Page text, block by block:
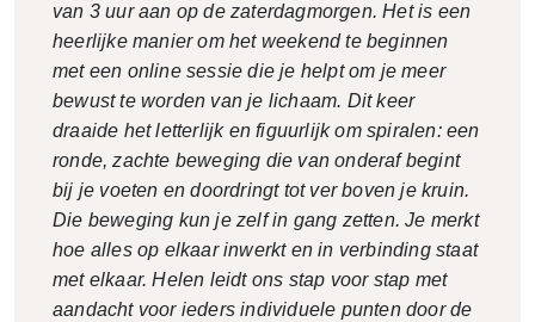
van 3 uur aan op de zaterdagmorgen. Het is een
heerlijke manier om het weekend te beginnen
met een online sessie die je helpt om je meer
bewust te worden van je lichaam. Dit keer
draaide het letterlijk en figuurlijk om spiralen: een
ronde, zachte beweging die van onderaf begint
bij je voeten en doordringt tot ver boven je kruin.
Die beweging kun je zelf in gang zetten. Je merkt
hoe alles op elkaar inwerkt en in verbinding staat
met elkaar. Helen leidt ons stap voor stap met
aandacht voor ieders individuele punten door de